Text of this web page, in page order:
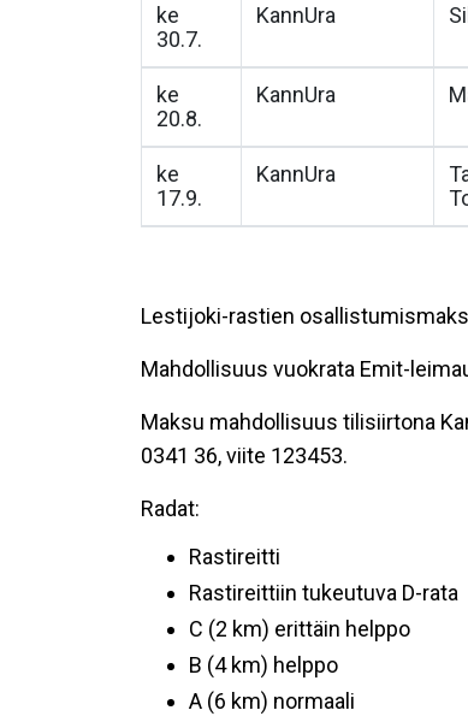
ke
30.7.
KannUra
ke
20.8.
KannUra
ke
17.9.
KannUra
Lestijoki-rastien
Mahdollisuus vuokrata Emit-
Maksu mahdollisuus tilisiirtona
0341 36, viite 123453.
Radat:
Rastireitti
Rastireittiin tukeutuva D-rata
C (2 km) erittäin helppo
B (4 km) helppo
A (6 km) normaali